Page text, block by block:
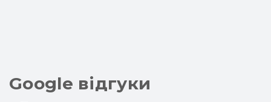
Google відгуки